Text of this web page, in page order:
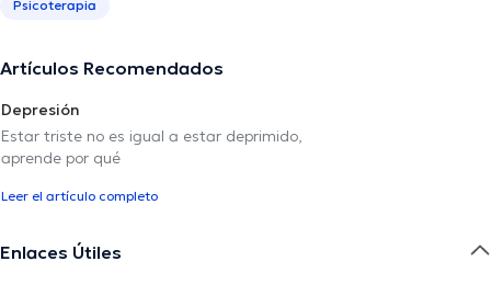
Psicoterapia
Artículos Recomendados
Depresión
Estar triste no es igual a estar deprimido,
aprende por qué
Leer el artículo completo
Enlaces Útiles